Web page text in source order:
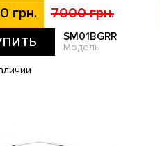
грн. 7000 грн.
SM01BGRR
Модель